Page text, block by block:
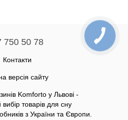
750 50 78
Контакти
версія сайту
Komforto у Львові -
товарів для сну
з України та Європи.